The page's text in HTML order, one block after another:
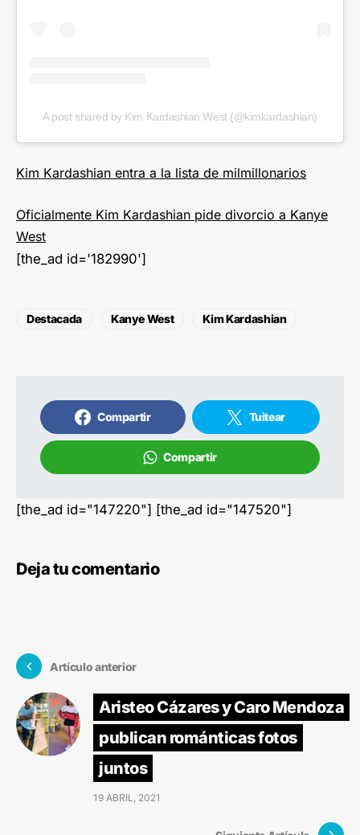
A post shared by Kim Kardashian West (@kimkardashian)
Kim Kardashian entra a la lista de milmillonarios
Oficialmente Kim Kardashian pide divorcio a Kanye
West
[the_ad id='182990']
Destacada Kanye West Kim Kardashian
Compartir Tuitear
Compartir
[the_ad id="147220"] [the_ad id="147520"]
Deja tu comentario
Artículo anterior
Aristeo Cázares y Caro Mendoza
publican románticas fotos
juntos
19 ABRIL, 2021